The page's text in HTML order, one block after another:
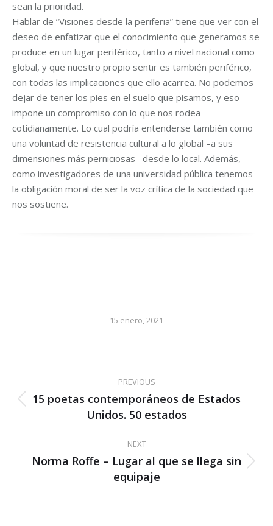
sean la prioridad.
Hablar de “Visiones desde la periferia” tiene que ver con el
deseo de enfatizar que el conocimiento que generamos se
produce en un lugar periférico, tanto a nivel nacional como
global, y que nuestro propio sentir es también periférico,
con todas las implicaciones que ello acarrea. No podemos
dejar de tener los pies en el suelo que pisamos, y eso
impone un compromiso con lo que nos rodea
cotidianamente. Lo cual podría entenderse también como
una voluntad de resistencia cultural a lo global –a sus
dimensiones más perniciosas– desde lo local. Además,
como investigadores de una universidad pública tenemos
la obligación moral de ser la voz crítica de la sociedad que
nos sostiene.
15 enero, 2021
navigation
PREVIOUS
Previous
post:
15 poetas contemporáneos de Estados
Unidos. 50 estados
NEXT
Next
post:
Norma Roffe – Lugar al que se llega sin
equipaje